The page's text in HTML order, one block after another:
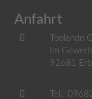
Anfahrt
Toolendo
Im
92681
Tel.: